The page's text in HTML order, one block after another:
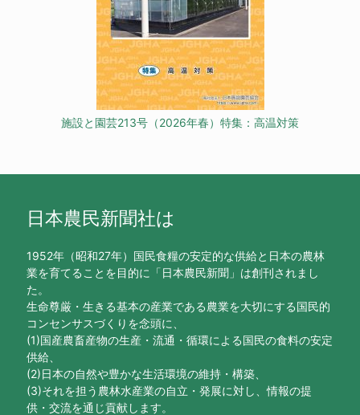
施設と園芸213号（2026年春）特集：高温対策
日本農民新聞社は
1952年（昭和27年）国民食糧の安定的な供給と日本の農林
業を育てることを目的に「日本農民新聞」は創刊されまし
た。
生命尊厳・生きる基本の産業である農業を大切にする国民的
コンセンサスづくりを念頭に、
(1)国産農畜産物の生産・流通・循環による国民の食料の安定
供給、
(2)日本の自然や豊かな生活環境の維持・構築、
(3)それを担う農林水産業の自立・発展に対し、情報の提
供・交流を通じ貢献します。